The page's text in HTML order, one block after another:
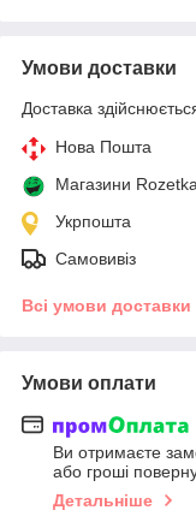
Умови доставки
Доставка
Нова Пошта
Магазини Rozetka
Укрпошта
Самовивіз
Всі умови доставки
Умови оплати
Ви отримаєте
або гроші
Детальніше